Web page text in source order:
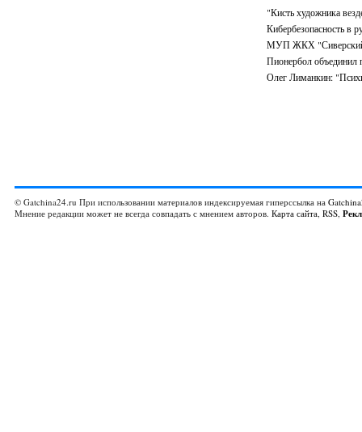
"Кисть художника
Кибербезопасность в
МУП ЖКХ "Сиверский"
Пионербол объединил
Олег Лиманкин:
© Gatchina24.ru При использовании материалов индексируемая гиперссылка на
Мнение редакции может не всегда совпадать с мнением авторов. Карта сайта, RSS,